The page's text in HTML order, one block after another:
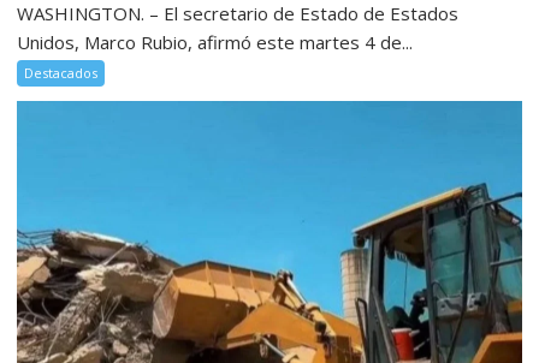
WASHINGTON. – El secretario de Estado de Estados
Unidos, Marco Rubio, afirmó este martes 4 de...
Destacados